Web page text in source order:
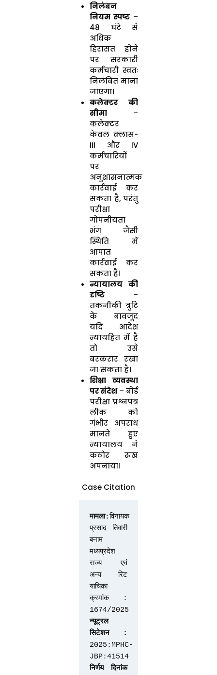
निलंबन
नियम स्पष्ट –
48 घंटे से
अधिक
हिरासत होने
पर सरकारी
कर्मचारी स्वतः
निलंबित माना
जाएगा।
कलेक्टर की
सीमा –
कलेक्टर
केवल क्लास-
III और IV
कर्मचारियों
पर
अनुशासनात्मक
कार्रवाई कर
सकता है, परंतु
परीक्षा
गोपनीयता
भंग जैसी
स्थिति में
आपात
कार्रवाई कर
सकता है।
न्यायालय की
दृष्टि –
तकनीकी त्रुटि
के बावजूद
यदि आदेश
न्यायहित में है
तो उसे
बरकरार रखा
जा सकता है।
शिक्षा व्यवस्था
पर संदेश– बोर्ड
परीक्षा प्रश्नपत्र
लीक को
गंभीर अपराध
मानते हुए
न्यायालय ने
कठोर रुख
अपनाया।
Case Citation
मामला:विनायक
प्रसाद तिवारी
बनाम
मध्यप्रदेश
राज्य एवं
अन्य रिट
याचिका
क्रमांक :
1674/2025
न्यूट्रल
2025:MPHC-
JBP:41514
निर्णय दिनांक